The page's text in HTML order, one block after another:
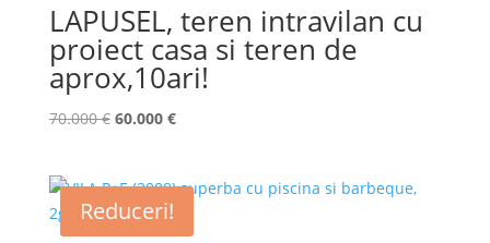
LAPUSEL, teren intravilan cu
proiect casa si teren de
aprox,10ari!
70.000€ Prețul
fost:
70.000 €.
60.000 €Prețul
60.000 €.
Reduceri!